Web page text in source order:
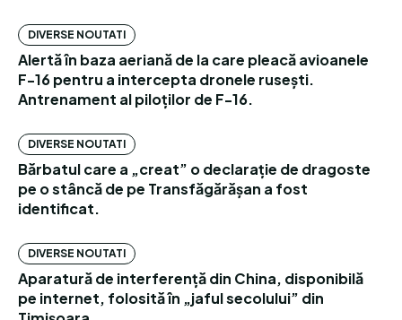
DIVERSE NOUTATI
Alertă în baza aeriană de la care pleacă avioanele
F-16 pentru a intercepta dronele rusești.
Antrenament al piloților de F-16.
DIVERSE NOUTATI
Bărbatul care a „creat” o declarație de dragoste
pe o stâncă de pe Transfăgărășan a fost
identificat.
DIVERSE NOUTATI
Aparatură de interferență din China, disponibilă
pe internet, folosită în „jaful secolului” din